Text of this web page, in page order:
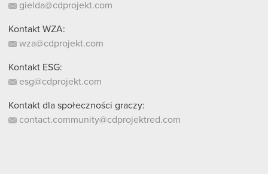
gielda@cdprojekt.com
Kontakt WZA:
wza@cdprojekt.com
Kontakt ESG:
esg@cdprojekt.com
Kontakt dla społeczności graczy:
contact.community@cdprojektred.com